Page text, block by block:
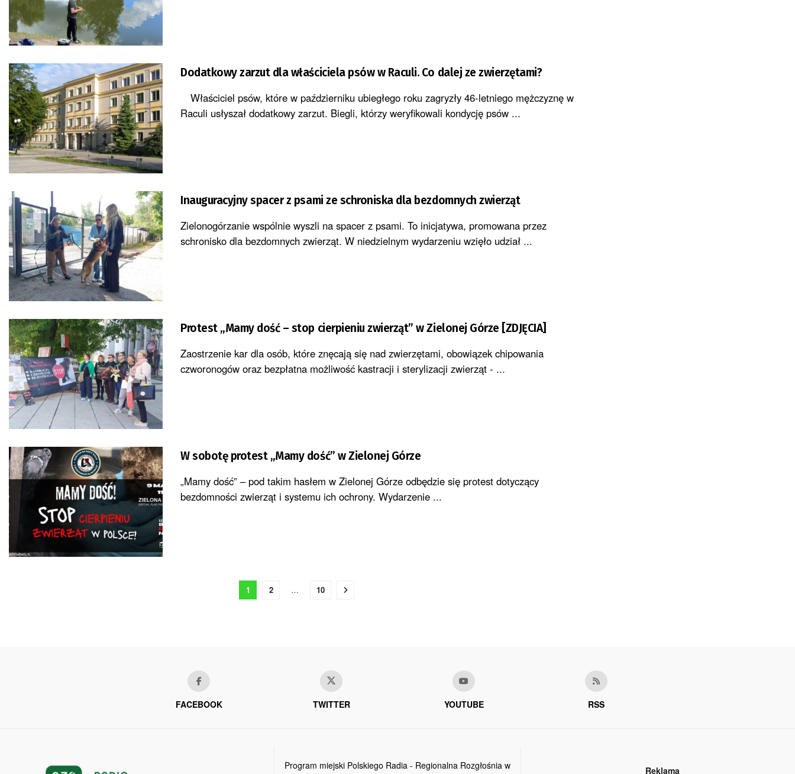
Dodatkowy zarzut dla właściciela psów w Raculi. Co dalej ze zwierzętami?
Właściciel psów, które w październiku ubiegłego roku zagryzły 46-letniego mężczyznę w
Raculi usłyszał dodatkowy zarzut. Biegli, którzy weryfikowali kondycję psów ...
Inauguracyjny spacer z psami ze schroniska dla bezdomnych zwierząt
Zielonogórzanie wspólnie wyszli na spacer z psami. To inicjatywa, promowana przez
schronisko dla bezdomnych zwierząt. W niedzielnym wydarzeniu wzięło udział ...
Protest „Mamy dość – stop cierpieniu zwierząt” w Zielonej Górze [ZDJĘCIA]
Zaostrzenie kar dla osób, które znęcają się nad zwierzętami, obowiązek chipowania
czworonogów oraz bezpłatna możliwość kastracji i sterylizacji zwierząt - ...
W sobotę protest „Mamy dość” w Zielonej Górze
„Mamy dość” – pod takim hasłem w Zielonej Górze odbędzie się protest dotyczący
bezdomności zwierząt i systemu ich ochrony. Wydarzenie ...
1 2 … 10
FACEBOOK TWITTER YOUTUBE RSS
Program miejski Polskiego Radia - Regionalna Rozgłośnia w
Reklama